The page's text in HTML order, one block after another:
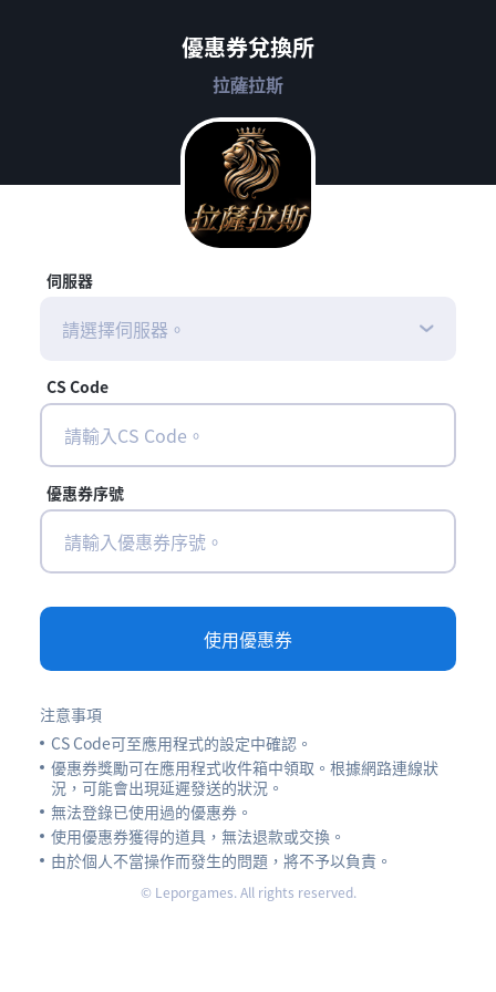
優惠券兌換所
拉薩拉斯
伺服器
請選擇伺服器。
CS Code
優惠券序號
使用優惠券
注意事項
CS Code可至應用程式的設定中確認。
優惠券獎勵可在應用程式收件箱中領取。根據網路連線狀
況，可能會出現延遲發送的狀況。
無法登錄已使用過的優惠券。
使用優惠券獲得的道具，無法退款或交換。
由於個人不當操作而發生的問題，將不予以負責。
© Leporgames. All rights reserved.